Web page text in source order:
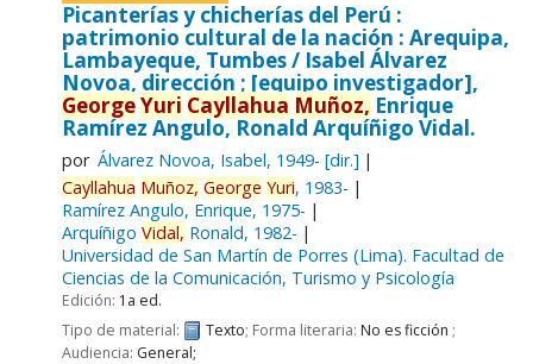
Picanterías y chicherías del Perú :
patrimonio cultural de la nación : Arequipa,
Lambayeque, Tumbes / Isabel Álvarez
Novoa, dirección ; [equipo investigador],
GeorgeYuri Cayllahua Muñoz, Enrique
Ramírez Angulo, Ronald Arquíñigo Vidal.
por Álvarez Novoa, Isabel, 1949- [dir.]
Cayllahua Muñoz, George Yuri, 1983-
Ramírez Angulo, Enrique, 1975-
Arquíñigo Vidal, Ronald, 1982-
Universidad de San Martín de Porres (Lima). Facultad de
Ciencias de la Comunicación, Turismo y Psicología
Edición: 1a ed.
Tipo de material:
Texto; Forma literaria: No es ficción ;
Audiencia: General;